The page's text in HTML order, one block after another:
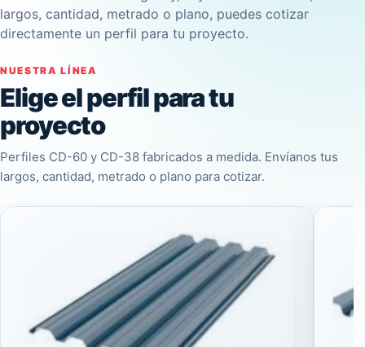
largos, cantidad, metrado o plano, puedes cotizar
directamente un perfil para tu proyecto.
NUESTRA LÍNEA
Elige el perfil para tu
proyecto
Perfiles CD-60 y CD-38 fabricados a medida. Envíanos tus
largos, cantidad, metrado o plano para cotizar.